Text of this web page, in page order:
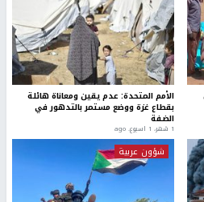
الأمم المتحدة: عدم يقين ومعاناة هائلة
بقطاع غزة ووضع مستمر بالتدهور في
الضفة
1 شهر، 1 اسبوع. ago
شؤون عربية